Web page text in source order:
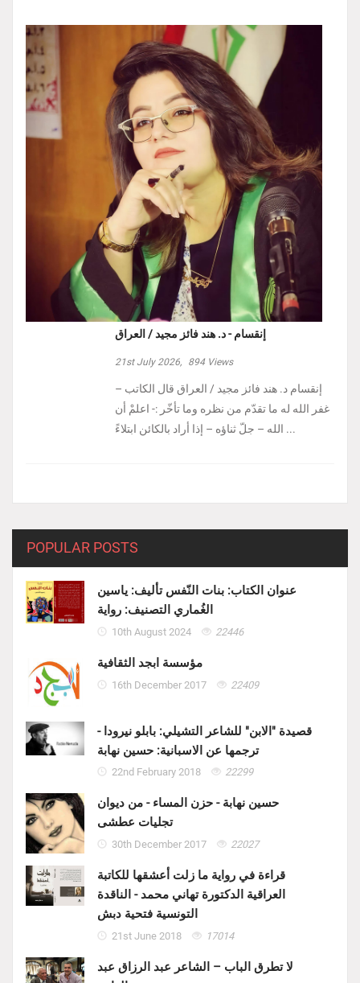
إنقسام - د. هند فائز مجيد / العراق
21st July 2026, 894Views
إنقسام د. هند فائز مجيد / العراق ‏قال الكاتب –
غفر الله له ما تقدّم من نظره وما تأخّر :- ‏اعلمْ أن
الله – جلّ ثناؤه – إذا أراد بالكائن ابتلاءً ...
POPULAR POSTS
عنوان الكتاب: بنات النّفس تأليف: ياسين
الغُماري التصنيف: رواية
10th August 2024 22446
مؤسسة ابجد الثقافية
16th December 2017 22409
قصيدة "الابن" للشاعر التشيلي: بابلو نيرودا -
ترجمها عن الاسبانية: حسين نهابة
22nd February 2018 22299
حسين نهابة - حزن المساء - من ديوان
تجليات عطشى
30th December 2017 22027
قراءة في رواية ما زلت أعشقها للكاتبة
العراقية الدكتورة تهاني محمد - الناقدة
التونسية فتحية دبش
21st June 2018 17014
لا تطرق الباب – الشاعر عبد الرزاق عبد